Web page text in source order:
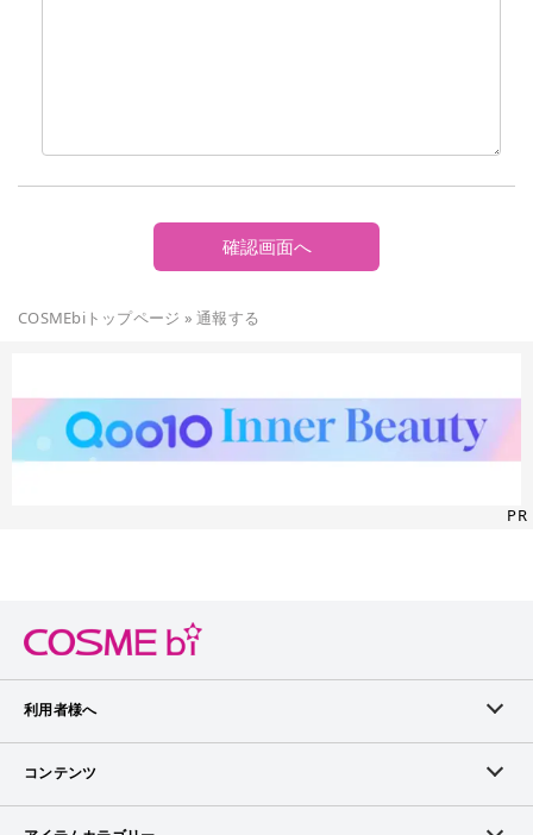
確認画面へ
COSMEbiトップページ »通報する
PR
利用者様へ
メンバーログイン
コンテンツ
ランキング